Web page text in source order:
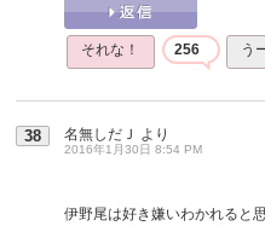
それな！ 256 う
38 名無しだＪ より
2016年1月30日 8:54 PM
伊野尾は好き嫌いわかれると